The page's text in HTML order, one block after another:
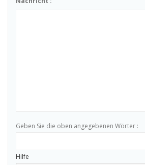
Geben Sie die oben angegebenen Wörter :
Hilfe